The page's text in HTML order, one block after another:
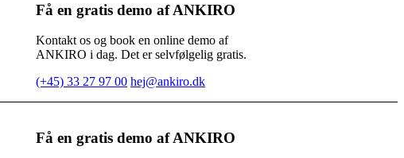
Få en gratis demo af ANKIRO
Kontakt os og book en online demo af
ANKIRO i dag. Det er selvfølgelig gratis.
(+45) 33 27 97 00 hej@ankiro.dk
Få en gratis demo af ANKIRO